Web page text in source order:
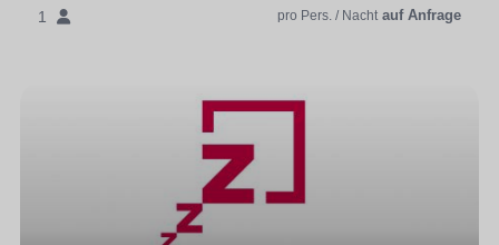
1 pro Pers. / Nacht auf Anfrage